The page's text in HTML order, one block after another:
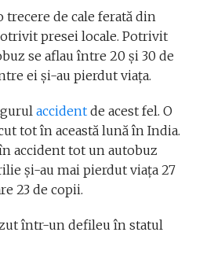
trecere de cale ferată din
presei locale. Potrivit
se aflau între 20 și 30 de
ei și-au pierdut viața.
accident de acest fel. O
tot în această lună în India.
accident tot un autobuz
și-au mai pierdut viața 27
23 de copii.
într-un defileu în statul